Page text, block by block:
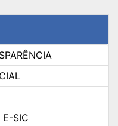
E-SIC